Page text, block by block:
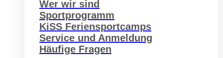
Wer wir sind
Sportprogramm
KiSS Feriensportcamps
Service und Anmeldung
Häufige Fragen